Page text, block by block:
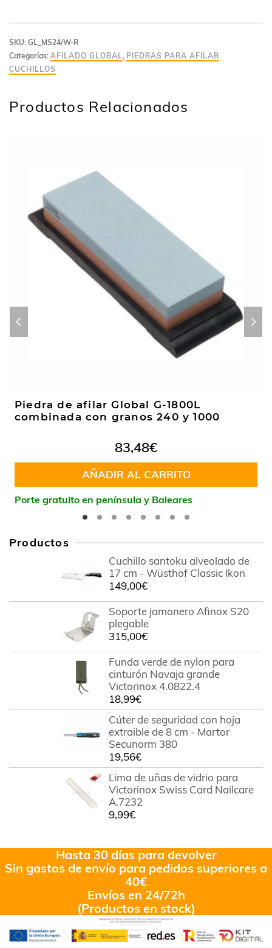
SKU: GL_MS24/W-R
Categorías: AFILADO GLOBAL, PIEDRAS PARA AFILAR
CUCHILLOS
Productos Relacionados
Piedra de afilar Global G-1800L
combinada con granos 240 y 1000
83,48€
AÑADIR AL CARRITO
Porte gratuito en península y Baleares
Productos
Cuchillo santoku alveolado de
17 cm - Wüsthof Classic Ikon
149,00€
Soporte jamonero Afinox S20
plegable
315,00€
Funda verde de nylon para
cinturón Navaja grande
Victorinox 4.0822.4
18,99€
Cúter de seguridad con hoja
extraible de 8 cm - Martor
Secunorm 380
19,56€
Lima de uñas de vidrio para
Victorinox Swiss Card Nailcare
A.7232
9,99€
Hasta 30 días para devolver
Sin gastos de envío para pedidos superiores a
40€
Envíos en 24/72h
(Productos en stock)